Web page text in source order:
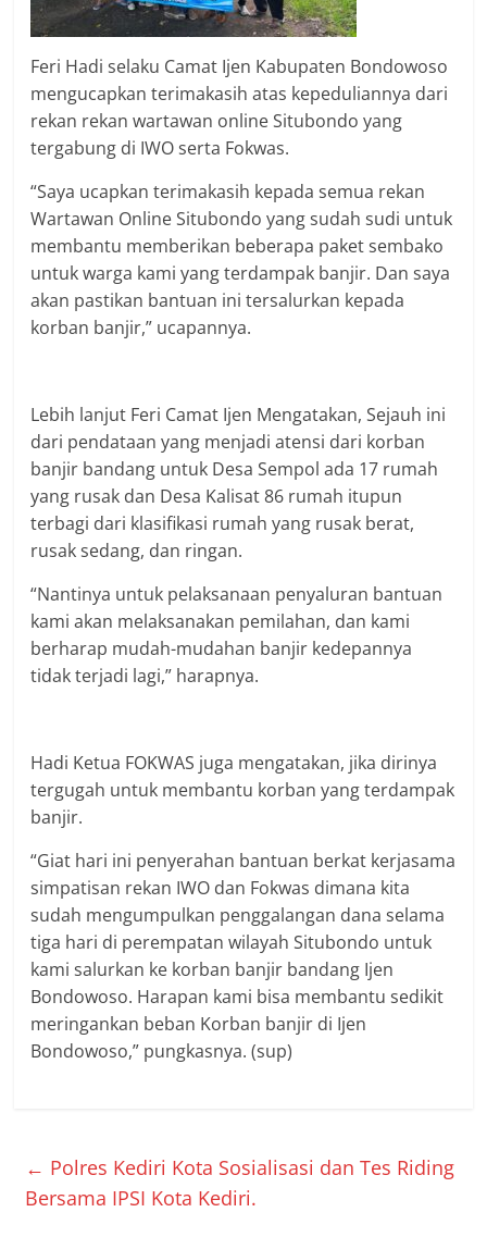
Feri Hadi selaku Camat Ijen Kabupaten Bondowoso
mengucapkan terimakasih atas kepeduliannya dari
rekan rekan wartawan online Situbondo yang
tergabung di IWO serta Fokwas.
“Saya ucapkan terimakasih kepada semua rekan
Wartawan Online Situbondo yang sudah sudi untuk
membantu memberikan beberapa paket sembako
untuk warga kami yang terdampak banjir. Dan saya
akan pastikan bantuan ini tersalurkan kepada
korban banjir,” ucapannya.
Lebih lanjut Feri Camat Ijen Mengatakan, Sejauh ini
dari pendataan yang menjadi atensi dari korban
banjir bandang untuk Desa Sempol ada 17 rumah
yang rusak dan Desa Kalisat 86 rumah itupun
terbagi dari klasifikasi rumah yang rusak berat,
rusak sedang, dan ringan.
“Nantinya untuk pelaksanaan penyaluran bantuan
kami akan melaksanakan pemilahan, dan kami
berharap mudah-mudahan banjir kedepannya
tidak terjadi lagi,” harapnya.
Hadi Ketua FOKWAS juga mengatakan, jika dirinya
tergugah untuk membantu korban yang terdampak
banjir.
“Giat hari ini penyerahan bantuan berkat kerjasama
simpatisan rekan IWO dan Fokwas dimana kita
sudah mengumpulkan penggalangan dana selama
tiga hari di perempatan wilayah Situbondo untuk
kami salurkan ke korban banjir bandang Ijen
Bondowoso. Harapan kami bisa membantu sedikit
meringankan beban Korban banjir di Ijen
Bondowoso,” pungkasnya. (sup)
← Polres Kediri Kota Sosialisasi dan Tes Riding
Bersama IPSI Kota Kediri.